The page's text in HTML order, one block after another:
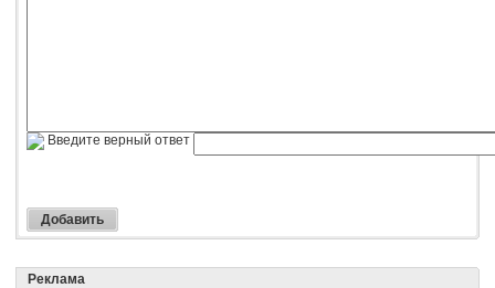
Введите верный ответ
Реклама